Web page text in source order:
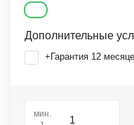
Дополнительные
+Гарантия 12
мин.